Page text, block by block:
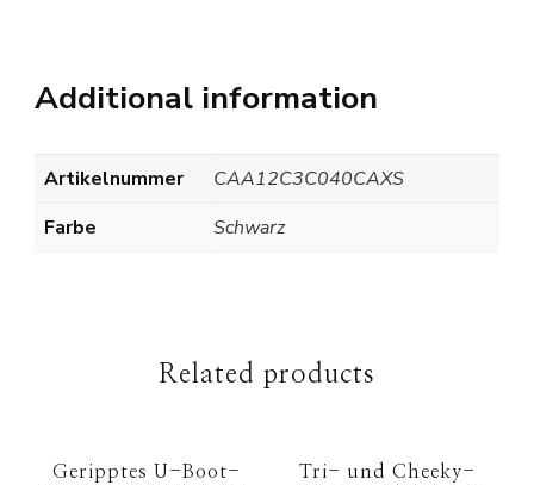
Additional information
Artikelnummer
CAA12C3C040CAXS
Farbe
Schwarz
Related products
Geripptes U-Boot-
Tri- und Cheeky-